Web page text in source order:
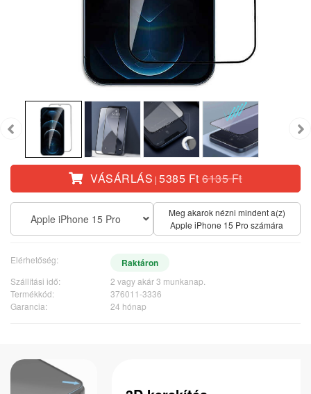
VÁSÁRLÁS |5385 Ft6135 Ft
Apple iPhone 15 Pro
Meg akarok nézni mindent a(z)
Apple iPhone 15 Pro számára
Elérhetőség: Raktáron
Szállítási idő:
2 vagy akár 3 munkanap.
Termékkód:
376011-3336
Garancia:
24 hónap